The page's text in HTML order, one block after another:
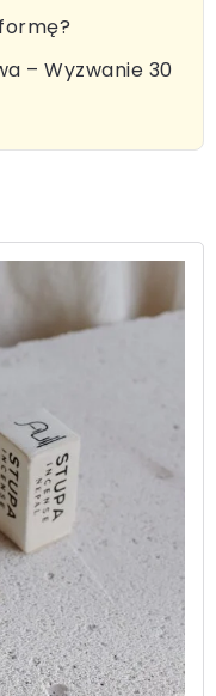
– Wyzwanie 30